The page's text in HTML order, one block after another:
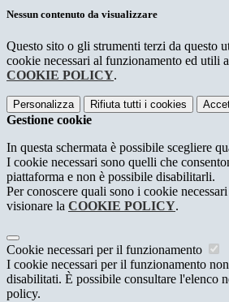
Nessun contenuto da visualizzare
Questo sito o gli strumenti terzi da questo
cookie necessari al funzionamento ed utili
COOKIE POLICY.
Personalizza Rifiuta tutti i cookies
Gestione cookie
In questa schermata è possibile scegliere
I cookie necessari sono quelli che
piattaforma e non è possibile disabilitarli.
Per conoscere quali sono i cookie
visionare la COOKIE POLICY.
Cookie necessari per il funzionamento
I cookie necessari per il funzionamento
disabilitati. È possibile consultare l'elenco
policy.